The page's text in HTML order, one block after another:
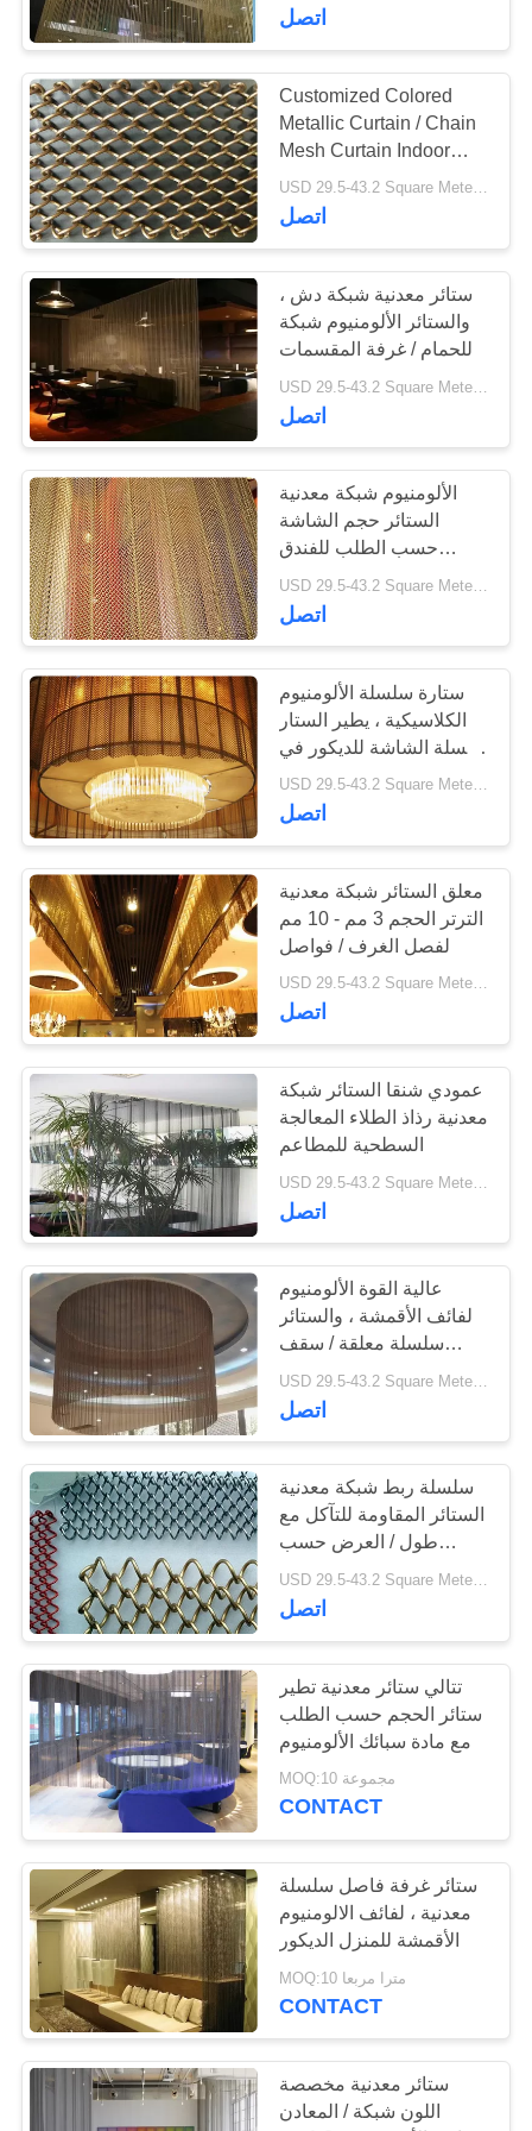
مراقبة
الجودة
اتصل
بنا
اطلب
اقتباس
أخبار
شبكة الفولاذ المقاوم
للصدأ الطيور
ضميمة الحيوان مش
34
أسود سلك أكسيد حبل
شبكة
شبكة معمارية من
الفولاذ المقاوم للصدأ
14
شبكة أمان من الفولاذ
المقاوم للصدأ
17
الدرابزين سلك مش
32
جرين وول مش
21
مكافحة سرقة حقيبة
الظهر مش
12
اتصل
Customized Colored
Metallic Curtain / Chain
Mesh Curtain Indoor
Decoration
USD 29.5-43.2 Square Meters MOQ:10 مترا مربعا
اتصل
ستائر معدنية شبكة دش ،
والستائر الألومنيوم شبكة
للحمام / غرفة المقسمات
اتصل
الألومنيوم شبكة معدنية
الستائر حجم الشاشة
حسب الطلب للفندق
ومطعم
USD 29.5-43.2 Square Meters MOQ:10 مجموعات
اتصل
ستارة سلسلة الألومنيوم
الكلاسيكية ، يطير الستار
سلسلة الشاشة للديكور في
الأماكن المغلقة
USD 29.5-43.2 Square Meters MOQ:10 مجموعات
اتصل
معلق الستائر شبكة معدنية
الترتر الحجم 3 مم - 10 مم
لفصل الغرف / فواصل
USD 29.5-43.2 Square Meters MOQ:10 مترا مربعا
اتصل
عمودي شنقا الستائر شبكة
معدنية رذاذ الطلاء المعالجة
السطحية للمطاعم
اتصل
عالية القوة الألومنيوم
لفائف الأقمشة ، والستائر
سلسلة معلقة / سقف
الستائر
USD 29.5-43.2 Square Meters MOQ:10 مترا مربعا
اتصل
سلسلة ربط شبكة معدنية
الستائر المقاومة للتآكل مع
طول / العرض حسب
الطلب
USD 29.5-43.2 Square Meters MOQ:10 مجموعة
اتصل
تتالي ستائر معدنية تطير
ستائر الحجم حسب الطلب
مع مادة سبائك الألومنيوم
MOQ:10 مجموعة
CONTACT
ستائر غرفة فاصل سلسلة
معدنية ، لفائف الالومنيوم
الأقمشة للمنزل الديكور
MOQ:10 مترا مربعا
CONTACT
ستائر معدنية مخصصة
اللون شبكة / المعادن